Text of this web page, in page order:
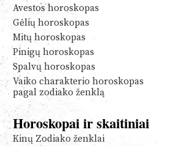
Avestos horoskopas
Gėlių horoskopas
Mitų horoskopas
Pinigų horoskopas
Spalvų horoskopas
Vaiko charakterio horoskopas
pagal zodiako ženklą
Horoskopai ir skaitiniai
Kinų Zodiako ženklai